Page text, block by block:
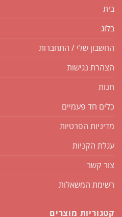
בית
בלוג
החשבון שלי / התחברות
הצהרת נגישות
חנות
כלים חד פעמיים
מדיניות הפרטיות
עגלת הקניות
צור קשר
רשימת המשאלות
קטגוריות מוצרים